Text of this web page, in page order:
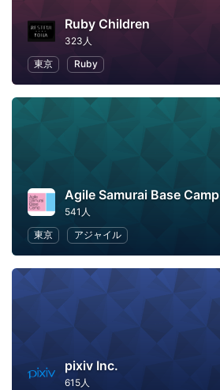
Ruby Children
323人
東京
Ruby
Agile Samurai Base Camp
541人
東京
アジャイル
pixiv Inc.
615人